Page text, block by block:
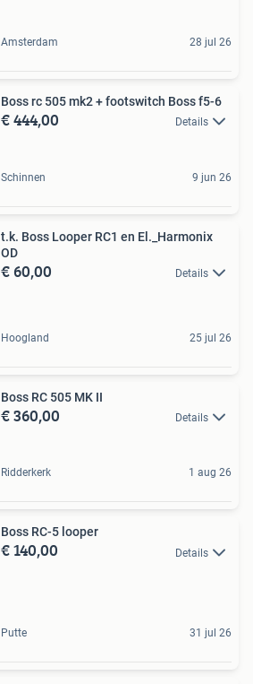
Amsterdam 28 jul 26
Boss rc 505 mk2 + footswitch Boss f5-6
€ 444,00 Details
Schinnen 9 jun 26
t.k. Boss Looper RC1 en El._Harmonix
OD
€ 60,00 Details
Hoogland 25 jul 26
Boss RC 505 MK II
€ 360,00 Details
Ridderkerk 1 aug 26
Boss RC-5 looper
€ 140,00 Details
Putte 31 jul 26